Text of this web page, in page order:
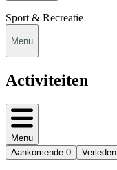
Sport & Recreatie
Menu
Activiteiten
Menu
Aankomende 0 Verleden